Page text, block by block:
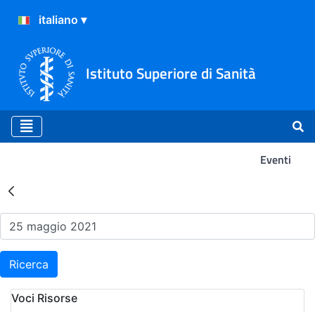
Istituto Superiore di Sanità
Eventi
Risultati della Ricerca -
Ricerca
Voci Risorse